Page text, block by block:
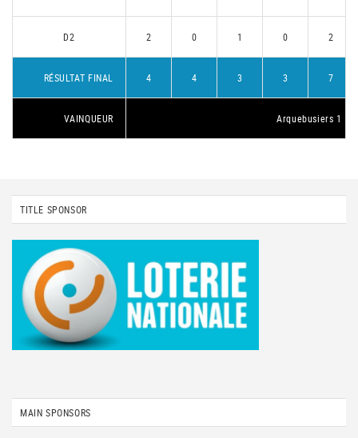
D2 2 0 1 0 2
RÉSULTAT FINAL 4 4 3 3 7
VAINQUEUR Arquebusiers 1
TITLE SPONSOR
MAIN SPONSORS